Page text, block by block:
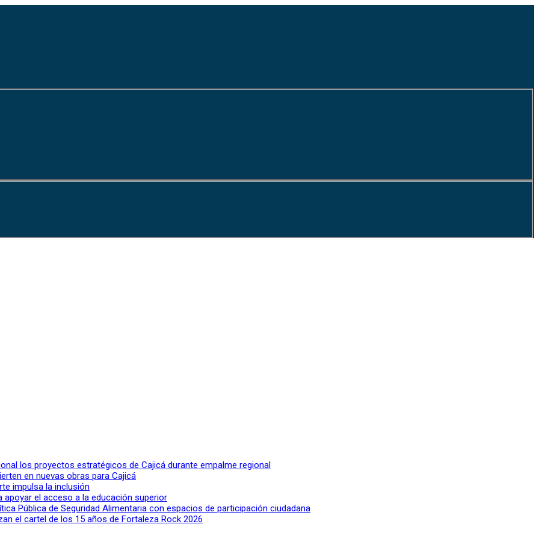
los proyectos estratégicos de Cajicá durante empalme regional
en nuevas obras para Cajicá
impulsa la inclusión
apoyar el acceso a la educación superior
Pública de Seguridad Alimentaria con espacios de participación ciudadana
el cartel de los 15 años de Fortaleza Rock 2026